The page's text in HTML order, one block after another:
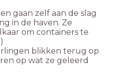
gaan zelf aan de slag
in de haven. Ze
om containers te
blikken terug op
op wat ze geleerd